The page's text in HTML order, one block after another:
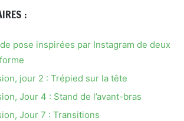
:
pose inspirées par Instagram de deux
jour 2 : Trépied sur la tête
Jour 4 : Stand de l’avant-bras
Jour 7 : Transitions